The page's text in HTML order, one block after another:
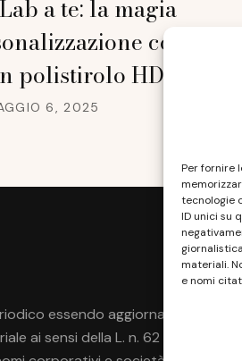
Per fornire
tecnologie
ID unici su
materiali.
e nomi
a te: la magia
con
polistirolo HD®
6, 2025
essendo aggiornato secondo
ai sensi della L. n. 62 del 7/3/